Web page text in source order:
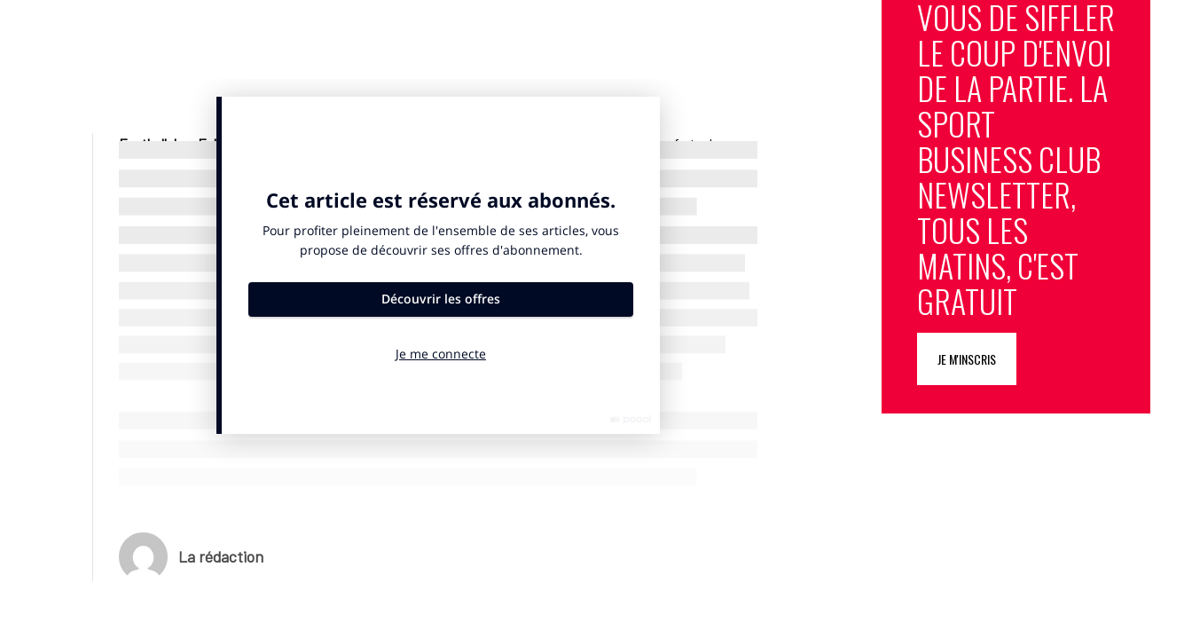
Football. Les Echos – Mardi 2 septembre 2025.
Selon le site Transfermarkt, la balance des transferts des
La rédaction
VOUS DE SIFFLER
LE COUP D'ENVOI
DE LA PARTIE. LA
SPORT
BUSINESS CLUB
NEWSLETTER,
TOUS LES
MATINS, C'EST
GRATUIT
JE M'INSCRIS